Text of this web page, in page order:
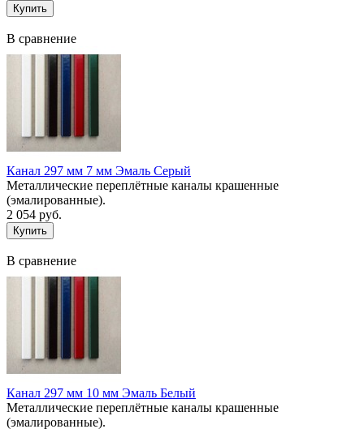
В сравнение
Канал 297 мм 7 мм Эмаль Серый
Металлические переплётные каналы крашенные
(эмалированные).
2 054 руб.
В сравнение
Канал 297 мм 10 мм Эмаль Белый
Металлические переплётные каналы крашенные
(эмалированные).